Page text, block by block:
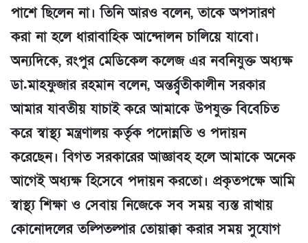
পাশে ছিলেন না। তিনি আরও বলেন, তাকে অপসারণ
করা না হলে ধারাবাহিক আন্দোলন চালিয়ে যাবো।
অন্যদিকে, রংপুর মেডিকেল কলেজ এর নবনিযুক্ত অধ্যক্ষ
ডা.মাহফুজার রহমান বলেন, অন্তর্র্বতীকালীন সরকার
আমার যাবতীয় যাচাই করে আমাকে উপযুক্ত বিবেচিত
করে স্বাস্থ্য মন্ত্রণালয় কর্তৃক পদোন্নতি ও পদায়ন
করেছেন। বিগত সরকারের আজ্ঞাবহ হলে আমাকে অনেক
আগেই অধ্যক্ষ হিসেবে পদায়ন করতো। প্রকৃতপক্ষে আমি
স্বাস্থ্য শিক্ষা ও সেবায় নিজেকে সব সময় ব্যস্ত রাখায়
কোনোদলের তল্পিতল্পার তোয়াক্কা করার সময় সুযোগ